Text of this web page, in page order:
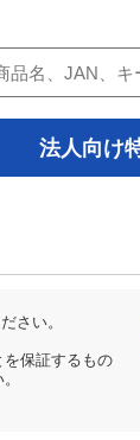
法人向け
さい。
保証するもの